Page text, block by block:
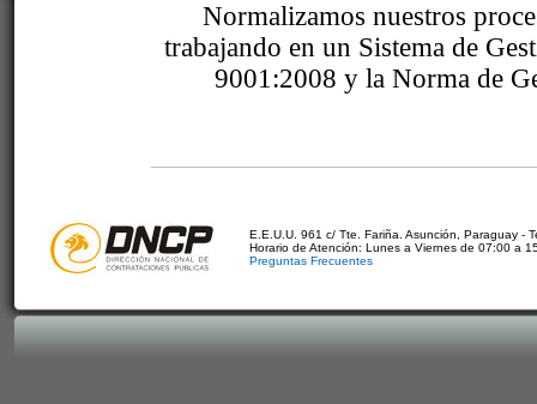
Normalizamos nuestros
trabajando en un Sistema de
9001:2008 y la Norma de
E.E.U.U. 961 c/ Tte. Fariña. Asunción, Paraguay -
Horario de Atención: Lunes a Viernes de 07:00 a
Preguntas Frecuentes